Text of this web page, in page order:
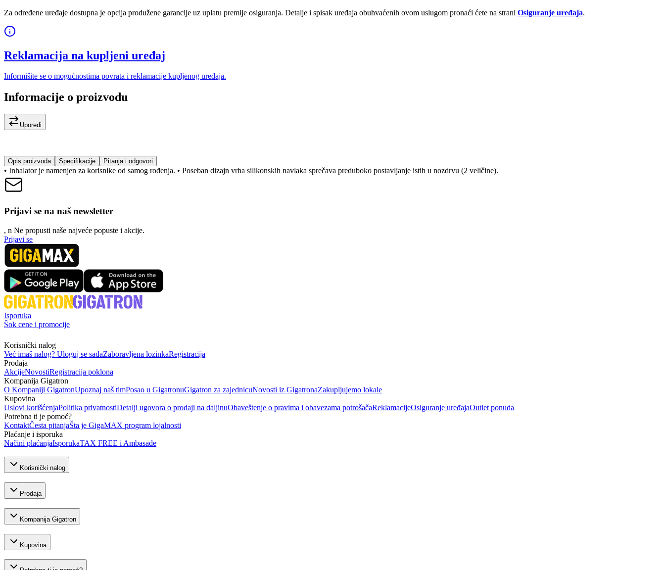
Za određene uređaje dostupna je opcija produžene garancije uz uplatu premije osiguranja. Detalje i spisak uređaja obuhvaćenih ovom uslugom pronaći ćete na strani Osiguranje uređaja.
Reklamacija na kupljeni uređaj
Informišite se o mogućnostima povrata i reklamacije kupljenog uređaja.
Informacije o proizvodu
Uporedi
Opis proizvoda Specifikacije Pitanja i odgovori
• Inhalator je namenjen za korisnike od samog rođenja. • Poseban dizajn vrha silikonskih navlaka sprečava preduboko postavljanje istih u nozdrvu (2 veličine).
Prijavi se na naš newsletter
, n Ne propusti naše najveće popuste i akcije.
Prijavi se
Isporuka
Šok cene i promocije
Korisnički nalog
Već imaš nalog? Uloguj se sadaZaboravljena lozinkaRegistracija
Prodaja
AkcijeNovostiRegistracija poklona
Kompanija Gigatron
O Kompaniji GigatronUpoznaj naš timPosao u GigatronuGigatron za zajednicuNovosti iz GigatronaZakupljujemo lokale
Kupovina
Uslovi korišćenjaPolitika privatnostiDetalji ugovora o prodaji na daljinuObaveštenje o pravima i obavezama potrošačaReklamacijeOsiguranje uređajaOutlet ponuda
Potrebna ti je pomoć?
KontaktČesta pitanjaŠta je GigaMAX program lojalnosti
Plaćanje i isporuka
Načini plaćanjaIsporukaTAX FREE i Ambasade
Korisnički nalog
Prodaja
Kompanija Gigatron
Kupovina